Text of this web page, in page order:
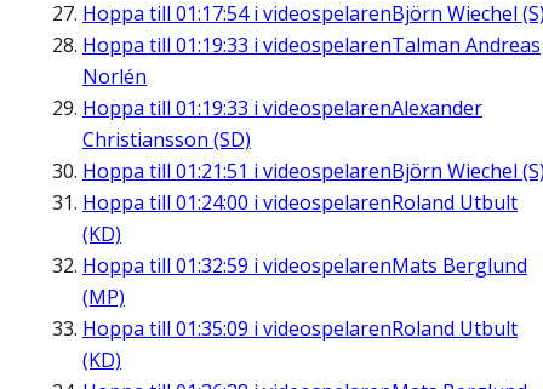
Hoppa till 01:17:54i videospelarenBjörn Wiechel
Hoppa till 01:19:33 i videospelarenTalman Andreas
Norlén
Hoppa till 01:19:33 i videospelarenAlexander
Christiansson (SD)
Hoppa till 01:21:51 i videospelarenBjörn Wiechel
Hoppa till 01:24:00 i videospelarenRoland Utbult
(KD)
Hoppa till 01:32:59 i videospelarenMats Berglund
(MP)
Hoppa till 01:35:09 i videospelarenRoland Utbult
(KD)